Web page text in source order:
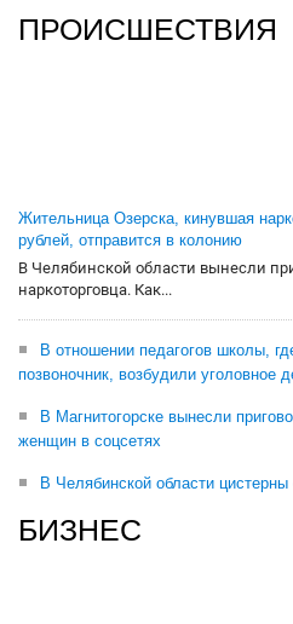
ПРОИСШЕСТВИЯ
Жительница Озерска, кинувшая
рублей, отправится в колонию
В Челябинской области вынесли
наркоторговца. Как...
В отношении педагогов школы,
позвоночник, возбудили уголовное
В Магнитогорске вынесли
женщин в соцсетях
В Челябинской области
БИЗНЕС